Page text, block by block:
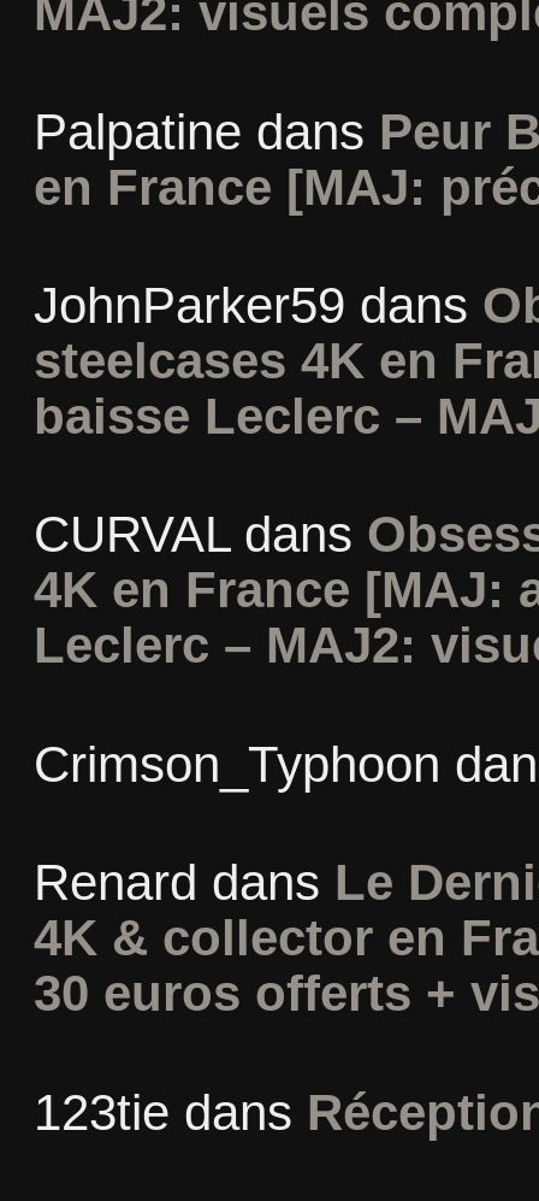
MAJ2: visuels
Palpatine dans Peur
en France [MAJ:
JohnParker59 dans
steelcases 4K en
baisse Leclerc –
CURVALdans
4K en France [MAJ:
Leclerc – MAJ2:
Crimson_Typhoon
Renard dans Le
4K & collector en
30 euros offerts +
123tie dans